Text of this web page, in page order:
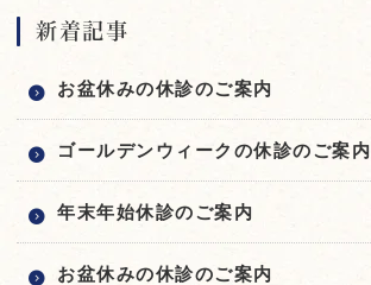
新着記事
お盆休みの休診のご案内
ゴールデンウィークの休診のご案内
年末年始休診のご案内
お盆休みの休診のご案内